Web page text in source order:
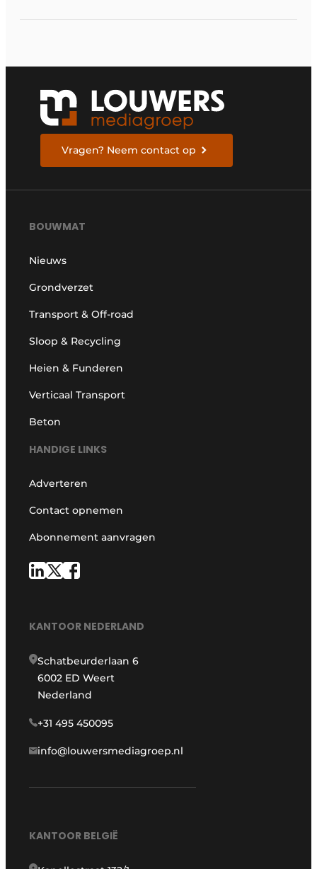
Vragen? Neem contact op
BOUWMAT
Nieuws
Grondverzet
Transport & Off-road
Sloop & Recycling
Heien & Funderen
Verticaal Transport
Beton
HANDIGE LINKS
Adverteren
Contact opnemen
Abonnement aanvragen
KANTOOR NEDERLAND
Schatbeurderlaan 6
6002 ED Weert
Nederland
+31 495 450095
info@louwersmediagroep.nl
KANTOOR BELGIË